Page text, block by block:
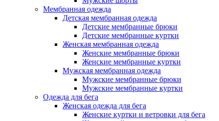
Мембранная одежда
Детская мембранная одежда
Детские мембранные брюки
Детские мембранные куртки
Женская мембранная одежда
Женские мембранные брюки
Женские мембранные куртки
Мужская мембранная одежда
Мужские мембранные брюки
Мужские мембранные куртки
Одежда для бега
Женская одежда для бега
Женские куртки и ветровки для бега